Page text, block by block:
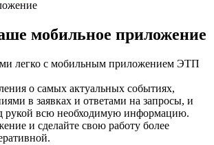
мобильное приложение
легко с мобильным приложением ЭТП
о самых актуальных событиях,
в заявках и ответами на запросы, и
рукой всю необходимую информацию.
и сделайте свою работу более